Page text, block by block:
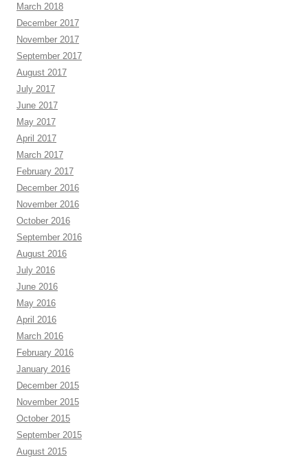
March 2018
December 2017
November 2017
September 2017
August 2017
July 2017
June 2017
May 2017
April 2017
March 2017
February 2017
December 2016
November 2016
October 2016
September 2016
August 2016
July 2016
June 2016
May 2016
April 2016
March 2016
February 2016
January 2016
December 2015
November 2015
October 2015
September 2015
August 2015